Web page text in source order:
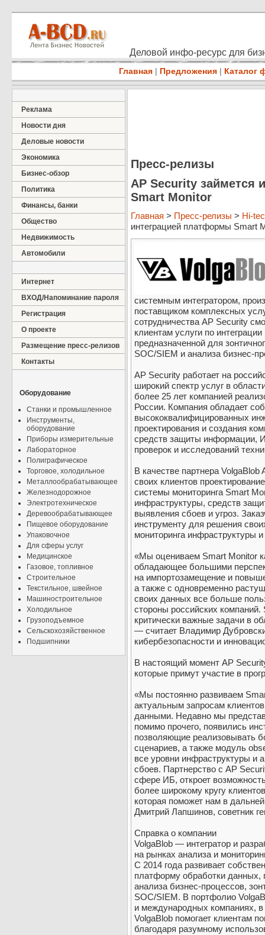
Деловой инфо-ресурс для
Главная | Предложения | Каталог
Реклама
Новости дня
Деловые новости
Экономика
Бизнес-обзор
Политика
Финансы, банки
Общество
Недвижимость
Автомобили
Интернет
ВХОД/Напоминание пароля
Регистрация
О проекте
Размещение пресс-релизов
Контакты
Оборудование
Станки и промышленное
Инструменты,
оборудование
Приборы измерительные
Лабораторное
Полиграфическое
Торговое, холодильное
Металлообрабатывающее
Железнодорожное
Электротехническое
Деревообрабатывающее
Пищевое оборудование
Упаковочное
Для сферы услуг
Медицинское
Газовое, топливное
Строительное
Текстильное, швейное
Машиностроительное
Холодильное
Грузоподъемное
Сельскохозяйственное
Подшипники
Пресс-релизы
AP Security займется
Smart Monitor
Главная > Пресс-релизы > Hi-
интеграцией платформы Smart
системным интегратором,
поставщиком комплексных
сотрудничества AP Security
клиентам услуги по
предназначенной для
SOC/SIEM и анализа бизнес-
AP Security работает на
широкий спектр услуг в
более 25 лет компанией
России. Компания обладает
высококвалифицированных
проектирования и создания
средств защиты информации,
проверок и исследований
В качестве партнера
своих клиентов
системы мониторинга Smart
инфраструктуры, средств
выявления сбоев и угроз.
инструменту для решения
мониторинга инфраструктуры
«Мы оцениваем Smart Monitor
обладающее большими
на импортозамещение и
а также с одновременно
своих данных все больше
стороны российских
критически важные задачи в
— считает Владимир
кибербезопасности и
В настоящий момент AP
которые примут участие в
«Мы постоянно развиваем
актуальным запросам
данными. Недавно мы
помимо прочего, появились
позволяющие реализовывать
сценариев, а также модуль
все уровни инфраструктуры и
сбоев. Партнерство с AP
сфере ИБ, откроет
более широкому кругу
которая поможет нам в
Дмитрий Лапшинов, советник
Справка о компании
VolgaBlob — интегратор и
на рынках анализа и
С 2014 года развивает
платформу обработки данных,
анализа бизнес-процессов,
SOC/SIEM. В портфолио
и международных компаниях,
VolgaBlob помогает клиентам
благодаря разумному